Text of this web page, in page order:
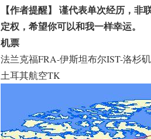
【作者提醒】 谨代表单次经历，
定权，希望你可以和我一样幸运。
机票
法兰克福FRA-伊斯坦布尔IST-洛杉
土耳其航空TK